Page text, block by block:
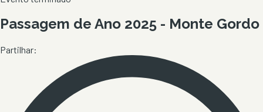
Passagem de Ano 2025 - Monte Gordo
Partilhar: